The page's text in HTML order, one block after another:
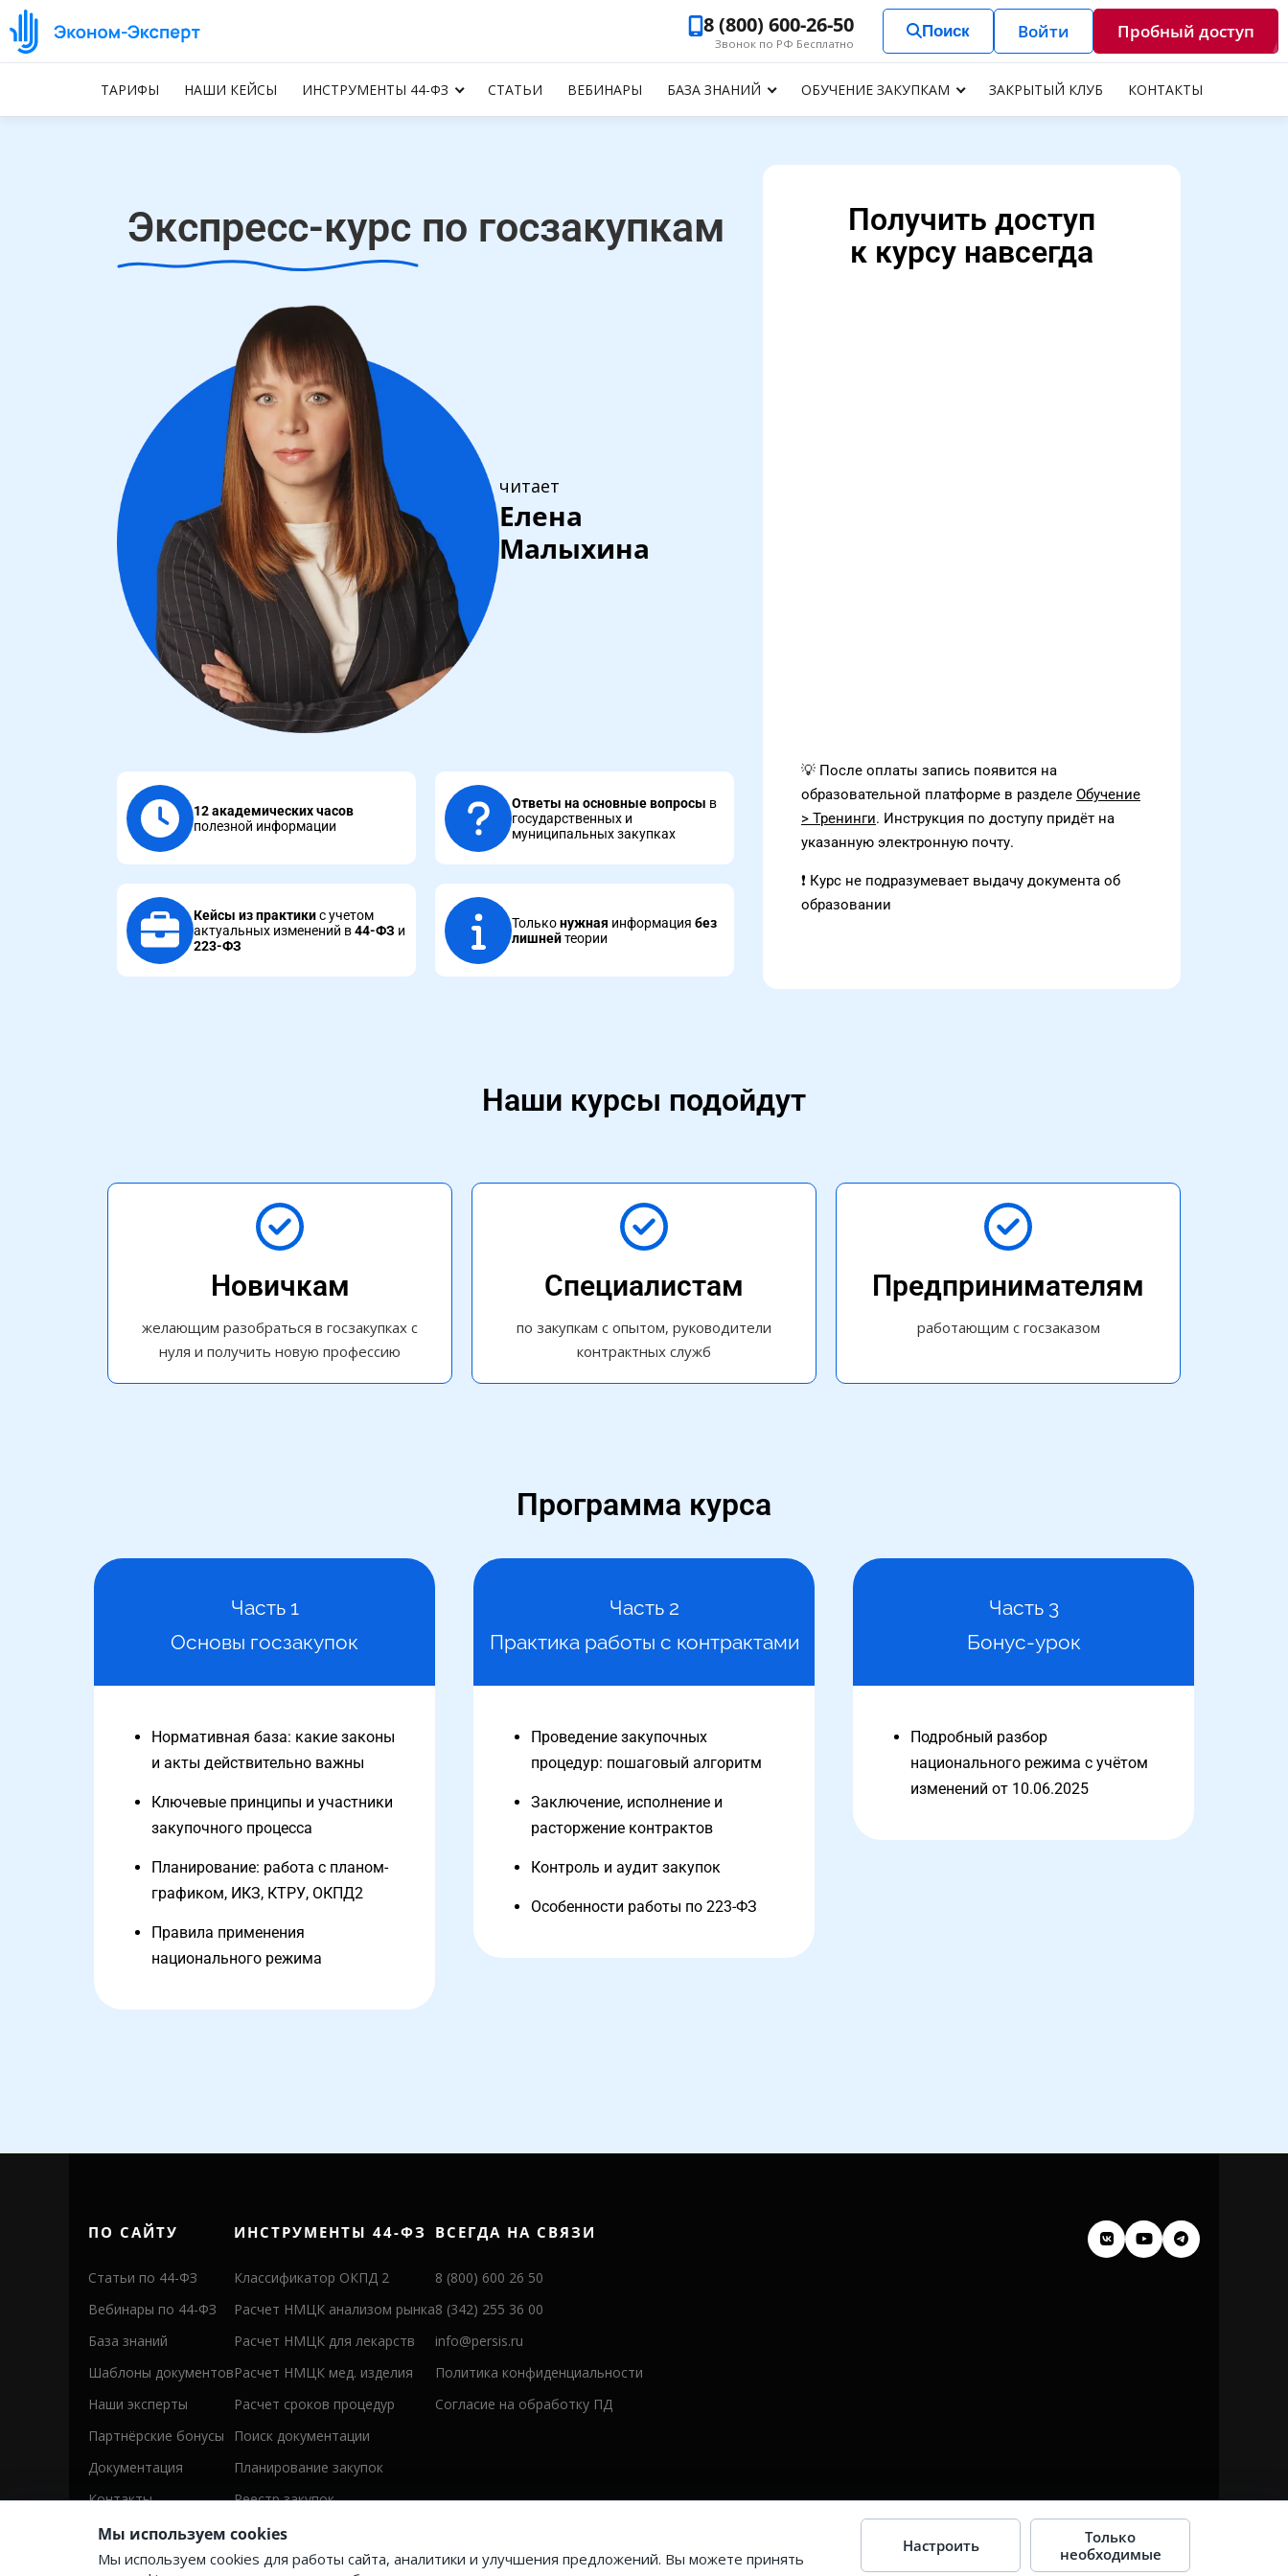
8 (800) 600-26-50
Звонок по РФ Бесплатно
Поиск Войти Пробный доступ
ТАРИФЫ НАШИ КЕЙСЫ ИНСТРУМЕНТЫ 44-ФЗ СТАТЬИ ВЕБИНАРЫ БАЗА ЗНАНИЙ ОБУЧЕНИЕ ЗАКУПКАМ ЗАКРЫТЫЙ КЛУБ КОНТАКТЫ
Экспресс-курс по госзакупкам
читает
Елена
Малыхина
12 академических часов
полезной информации
Ответы на основные вопросы в
государственных и
муниципальных закупках
Кейсы из практикис учетом
актуальных изменений в44-ФЗ и
223-ФЗ
Тольконужная информация без
лишнейтеории
Получить доступ
к курсу навсегда
💡 После оплаты запись появится на
образовательной платформе в разделе Обучение
> Тренинги. Инструкция по доступу придёт на
указанную электронную почту.
❗ Курс не подразумевает выдачу документа об
образовании
Наши курсы подойдут
Новичкам
желающим разобраться в госзакупках с
нуля и получить новую профессию
Специалистам
по закупкам с опытом, руководители
контрактных служб
Предпринимателям
работающим с госзаказом
Программа курса
Часть 1
Основы госзакупок
Нормативная база: какие законы
и акты действительно важны
Ключевые принципы и участники
закупочного процесса
Планирование: работа с планом-
графиком, ИКЗ, КТРУ, ОКПД2
Правила применения
национального режима
Часть 2
Практика работы с контрактами
Проведение закупочных
процедур: пошаговый алгоритм
Заключение, исполнение и
расторжение контрактов
Контроль и аудит закупок
Особенности работы по 223-ФЗ
Часть 3
Бонус-урок
Подробный разбор
национального режима с учётом
изменений от 10.06.2025
ПО САЙТУ
Статьи по 44-ФЗ
Вебинары по 44-ФЗ
База знаний
Шаблоны документов
Наши эксперты
Партнёрские бонусы
Документация
Контакты
ИНСТРУМЕНТЫ 44-ФЗ
Классификатор ОКПД 2
Расчет НМЦК анализом рынка
Расчет НМЦК для лекарств
Расчет НМЦК мед. изделия
Расчет сроков процедур
Поиск документации
Планирование закупок
Реестр закупок
ВСЕГДА НА СВЯЗИ
8 (800) 600 26 50
8 (342) 255 36 00
info@persis.ru
Политика конфиденциальности
Согласие на обработку ПД
Мы используем cookies
Мы используем cookies для работы сайта, аналитики и улучшения предложений. Вы можете принять
Настроить
Только
необходимые